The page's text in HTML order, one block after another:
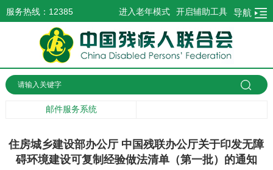
服务热线：12385 导航
开启辅助工具
进入老年模式
邮件服务系统
住房城乡建设部办公厅 中国残联办公厅关于印发无障
碍环境建设可复制经验做法清单（第一批）的通知